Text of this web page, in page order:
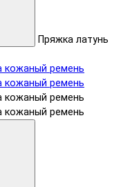
Пряжка латунь